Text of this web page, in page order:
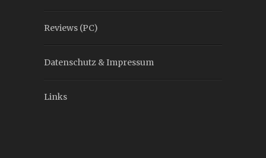
Reviews (PC)
Datenschutz & Impressum
Links